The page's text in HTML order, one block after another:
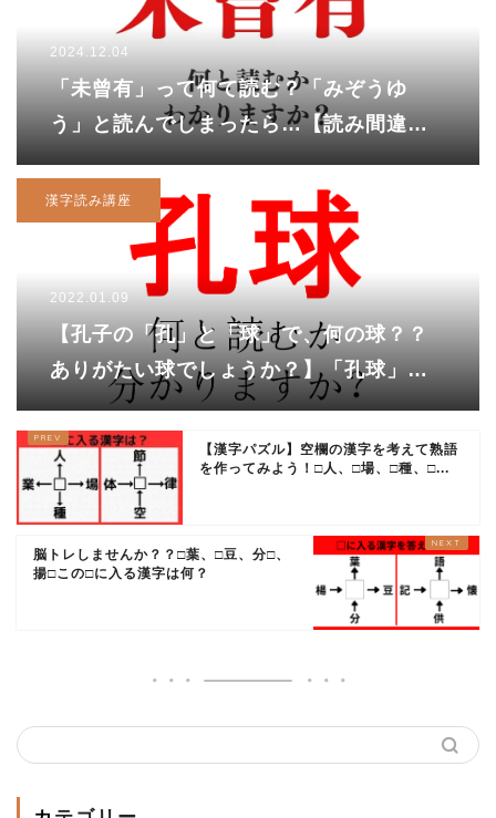
2024.12.04
「未曾有」って何て読む？「みぞうゆ
う」と読んでしまったら…【読み間違え
がち？】
漢字読み講座
2022.01.09
【孔子の「孔」と「球」で、何の球？？
ありがたい球でしょうか？】「孔球」、
あなたは読めますか？
【漢字パズル】空欄の漢字を考えて熟語
を作ってみよう！□人、□場、□種、□...
脳トレしませんか？？□葉、□豆、分□、
揚□この□に入る漢字は何？